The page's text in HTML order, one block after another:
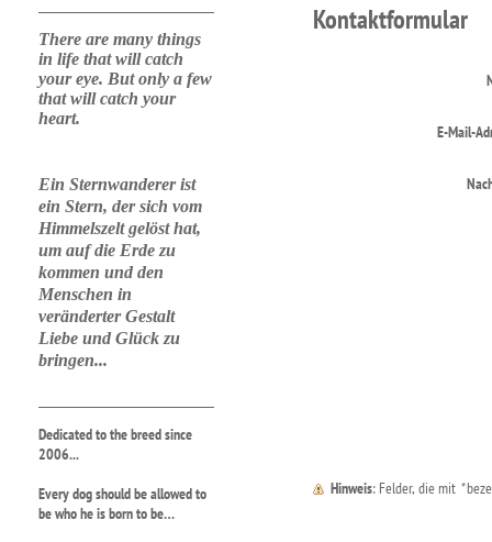
There are many things
in life that will catch
your eye. But only a few
that will catch your
heart.
Ein Sternwanderer ist
ein Stern, der sich vom
Himmelszelt gelöst hat,
um auf die Erde zu
kommen und den
Menschen in
veränderter Gestalt
Liebe und Glück zu
bringen...
Dedicated to the breed since
2006...
Every dog should be allowed to
be who he is born to be…
Kontaktformular
E-Mail-
Hinweis : Felder, die mit *